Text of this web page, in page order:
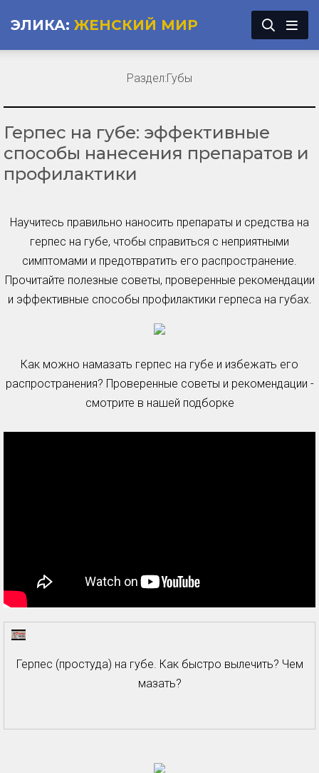
ЭЛИКА: ЖЕНСКИЙ МИР
Герпес на губе: эффективные
способы нанесения препаратов и
профилактики
Научитесь правильно наносить препараты и средства на
герпес на губе, чтобы справиться с неприятными
симптомами и предотвратить его распространение.
Прочитайте полезные советы, проверенные рекомендации
и эффективные способы профилактики герпеса на губах.
Как можно намазать герпес на губе и избежать его
распространения? Проверенные советы и рекомендации -
смотрите в нашей подборке
Герпес (простуда) на губе. Как быстро вылечить? Чем
мазать?
Раздел:Губы